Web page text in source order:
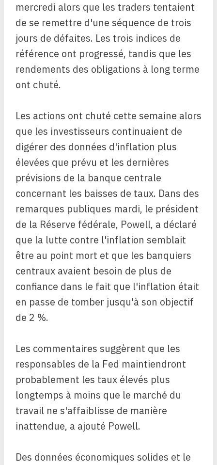
mercredi alors que les traders tentaient
de se remettre d'une séquence de trois
jours de défaites. Les trois indices de
référence ont progressé, tandis que les
rendements des obligations à long terme
ont chuté.
Les actions ont chuté cette semaine alors
que les investisseurs continuaient de
digérer des données d'inflation plus
élevées que prévu et les dernières
prévisions de la banque centrale
concernant les baisses de taux. Dans des
remarques publiques mardi, le président
de la Réserve fédérale, Powell, a déclaré
que la lutte contre l'inflation semblait
être au point mort et que les banquiers
centraux avaient besoin de plus de
confiance dans le fait que l'inflation était
en passe de tomber jusqu'à son objectif
de 2 %.
Les commentaires suggèrent que les
responsables de la Fed maintiendront
probablement les taux élevés plus
longtemps à moins que le marché du
travail ne s'affaiblisse de manière
inattendue, a ajouté Powell.
Des données économiques solides et le